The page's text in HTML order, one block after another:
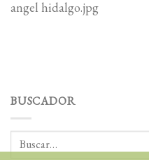
angel hidalgo.jpg
BUSCADOR